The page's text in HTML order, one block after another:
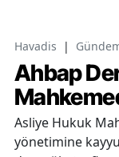
Havadis |
Ahbap
Asliye Hukuk
yönetimine